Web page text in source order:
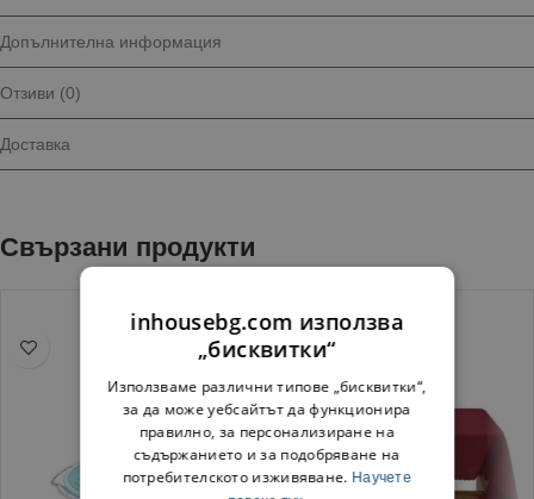
Допълнителна информация
Отзиви (0)
Доставка
Свързани продукти
inhousebg.com използва
„бисквитки“
Използваме различни типове „бисквитки“,
за да може уебсайтът да функционира
правилно, за персонализиране на
съдържанието и за подобряване на
потребителското изживяване. Научете